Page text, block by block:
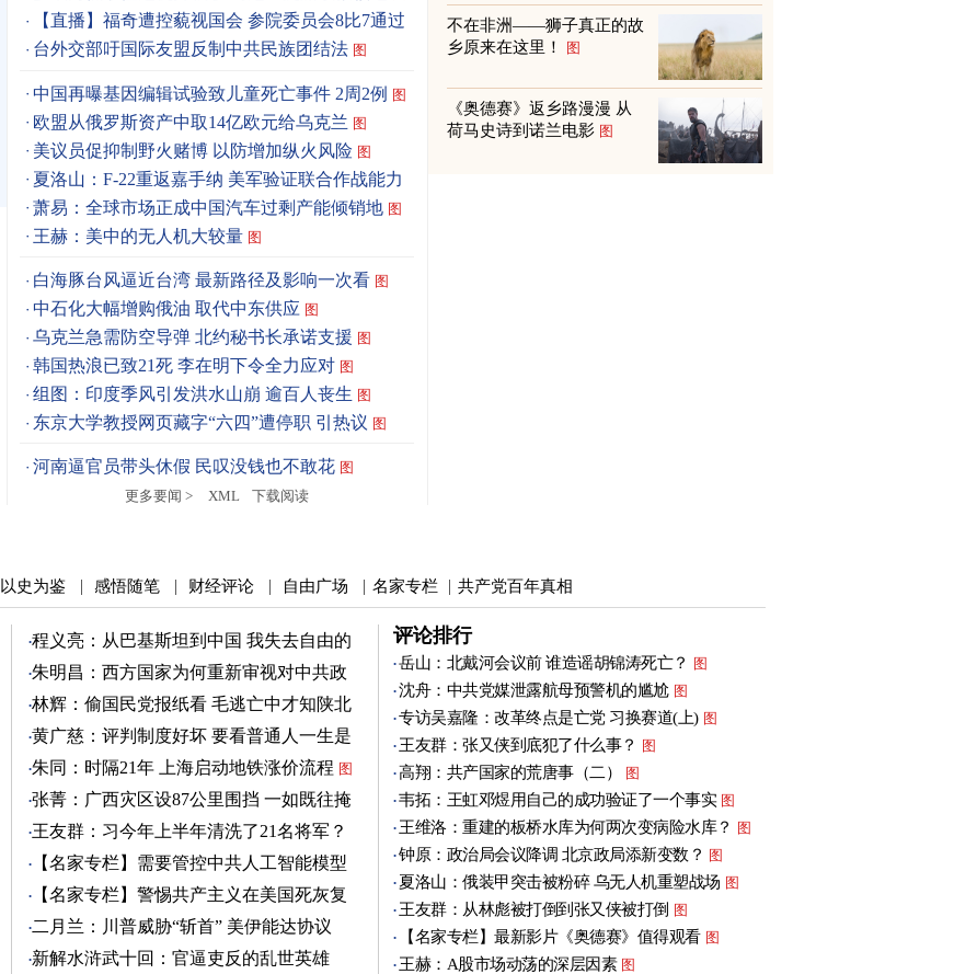
【直播】福奇遭控藐视国会 参院委员会8比7通过
台外交部吁国际友盟反制中共民族团结法 图
中国再曝基因编辑试验致儿童死亡事件 2周2例 图
欧盟从俄罗斯资产中取14亿欧元给乌克兰 图
美议员促抑制野火赌博 以防增加纵火风险 图
夏洛山：F-22重返嘉手纳 美军验证联合作战能力
图
萧易：全球市场正成中国汽车过剩产能倾销地 图
王赫：美中的无人机大较量 图
白海豚台风逼近台湾 最新路径及影响一次看 图
中石化大幅增购俄油 取代中东供应 图
乌克兰急需防空导弹 北约秘书长承诺支援 图
韩国热浪已致21死 李在明下令全力应对 图
组图：印度季风引发洪水山崩 逾百人丧生 图
东京大学教授网页藏字“六四”遭停职 引热议 图
河南逼官员带头休假 民叹没钱也不敢花 图
更多要闻 >
XML 下载阅读
不在非洲——狮子真正的故
乡原来在这里！
图
《奥德赛》返乡路漫漫 从
荷马史诗到诺兰电影 图
以史为鉴 | 感悟随笔 | 财经评论 | 自由广场 | 名家专栏 | 共产党百年真相
程义亮：从巴基斯坦到中国 我失去自由的
两年
朱明昌：西方国家为何重新审视对中共政
策？
图
林辉：偷国民党报纸看 毛逃亡中才知陕北
有刘志丹
图
黄广慈：评判制度好坏 要看普通人一生是
否安稳
图
朱同：时隔21年 上海启动地铁涨价流程 图
张菁：广西灾区设87公里围挡 一如既往掩
盖真相 图
王友群：习今年上半年清洗了21名将军？
图
【名家专栏】需要管控中共人工智能模型
图
【名家专栏】警惕共产主义在美国死灰复
燃 图
二月兰：川普威胁“斩首” 美伊能达协议
吗？ 图
新解水浒武十回：官逼吏反的乱世英雄
评论排行
岳山：北戴河会议前 谁造谣胡锦涛死亡？ 图
沈舟：中共党媒泄露航母预警机的尴尬 图
专访吴嘉隆：改革终点是亡党 习换赛道(上) 图
王友群：张又侠到底犯了什么事？ 图
高翔：共产国家的荒唐事（二） 图
韦拓：王虹邓煜用自己的成功验证了一个事实 图
王维洛：重建的板桥水库为何两次变病险水库？ 图
钟原：政治局会议降调 北京政局添新变数？ 图
夏洛山：俄装甲突击被粉碎 乌无人机重塑战场 图
王友群：从林彪被打倒到张又侠被打倒 图
【名家专栏】最新影片《奥德赛》值得观看 图
王赫：A股市场动荡的深层因素 图